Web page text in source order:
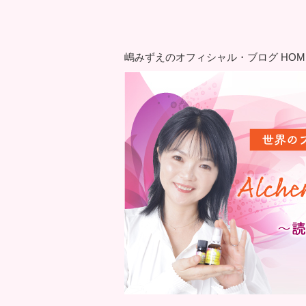
嶋みずえのオフィシャル・ブログ